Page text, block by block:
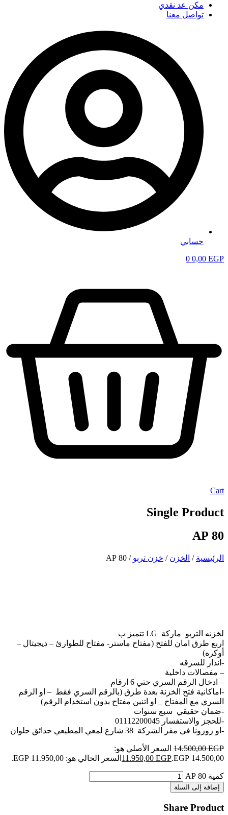
مكن عد نقدي
تواصل معنا
حسابي
0,00 EGP
0
Cart
Single Product
80 AP
الرئيسية / الخزن / خزن تربو / 80 AP
لخزنه التربو ماركة LG تتميز ب
اربع طرق امان للفتح (مفتاح ماستر- مفتاح للطوارئ – ديجيتال –
أوكره)
-انذار للسرقه
– مفصالات داخلية
– ادخال الرقم السري حتي 6 ارقام
-اماكانية فتح الخزنة بعدة طرق (بالرقم السري فقط – او الرقم
السري مع المفتاح _ او اتنين مفتاح بدون استخدام الرقم)
-ضمان حقيقي سبع سنوات
-للحجز والاستفسار 01112200045
-او زورونا في مقر الشركة 38 شارع لمعي المطيعي حدائق حلوان
14.500,00EGP
السعر الأصلي هو:
14.500,00 EGP.
11.950,00 EGP السعر الحالي هو: 11.950,00 EGP.
كمية 80 AP
إضافة إلى السلة
Share Product